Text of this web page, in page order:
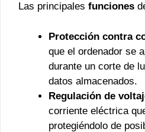
Las principales funciones
Protección contra
que el ordenador se
durante un corte de
datos almacenados.
Regulación de
corriente eléctrica
protegiéndolo de